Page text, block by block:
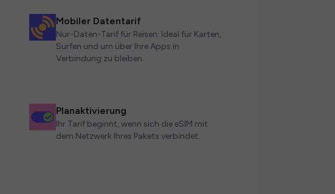
Mobiler Datentarif
Nur-Daten-Tarif für Reisen. Ideal für Karten,
Surfen und um über Ihre Apps in
Verbindung zu bleiben.
Planaktivierung
Ihr Tarif beginnt, wenn sich die eSIM mit
dem Netzwerk Ihres Pakets verbindet.